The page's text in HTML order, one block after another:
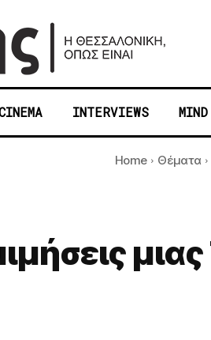
INTERVIEWS
Home Θέματα